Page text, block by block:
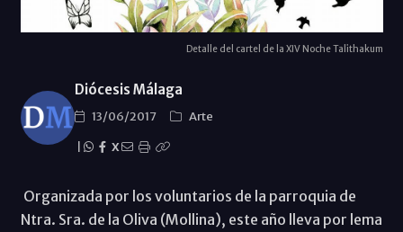
Detalle del cartel de la XIV Noche Talithakum
Diócesis Málaga
13/06/2017
Arte
X
Organizada por los voluntarios de la parroquia de
Ntra. Sra. de la Oliva (Mollina), este año lleva por lema